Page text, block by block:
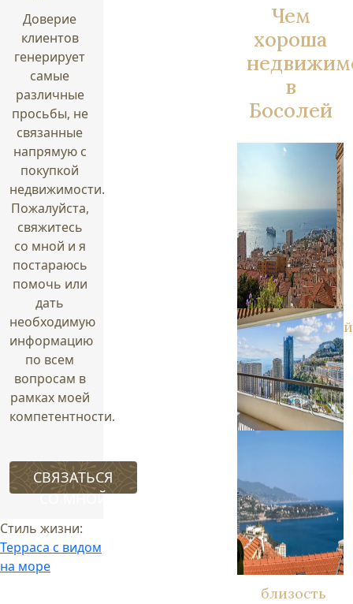
Доверие
клиентов
генерирует
самые
различные
просьбы, не
связанные
напрямую с
покупкой
недвижимости.
Пожалуйста,
свяжитесь
со мной и я
постараюсь
помочь или
дать
необходимую
информацию
по всем
вопросам в
рамках моей
компетентности.
СВЯЗАТЬСЯ
СО МНОЙ
Стиль жизни:
Терраса с видом
на море
Чем
хороша
в
Босолей
панорамный
вид на
море и
Монако
близость